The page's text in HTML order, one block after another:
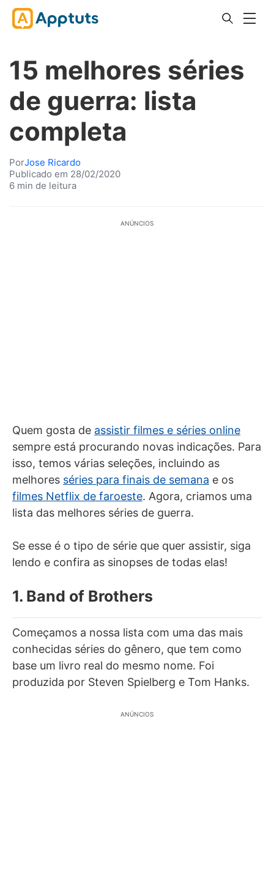
15 melhores séries
de guerra: lista
completa
PorJose Ricardo
Publicado em 28/02/2020
6 min de leitura
ANÚNCIOS
Quem gosta de assistir filmes e séries online
sempre está procurando novas indicações. Para
isso, temos várias seleções, incluindo as
melhores séries para finais de semana e os
filmes Netflix de faroeste. Agora, criamos uma
lista das melhores séries de guerra.
Se esse é o tipo de série que quer assistir, siga
lendo e confira as sinopses de todas elas!
1. Band of Brothers
Começamos a nossa lista com uma das mais
conhecidas séries do gênero, que tem como
base um livro real do mesmo nome. Foi
produzida por Steven Spielberg e Tom Hanks.
ANÚNCIOS